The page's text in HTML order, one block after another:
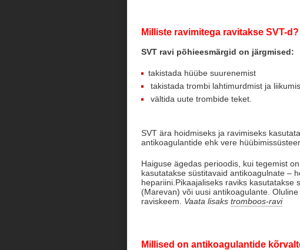
Milliste ravimitega ravitakse SVT-d?
SVT ravi põhieesmärgid on järgmised:
takistada hüübe suurenemist
takistada trombi lahtimurdmist ja
vältida uute trombide teket.
SVT ära hoidmiseks ja ravimiseks
antikoagulantide ehk vere
Haiguse ägedas perioodis, kui tegemist
kasutatakse süstitavaid antikoagulnate –
hepariini.Pikaajaliseks raviks kasutatakse
(Marevan) või uusi antikoagulante.
raviskeem. Vaata lisaks tromboos-ravi
Millised on antikoagulantide